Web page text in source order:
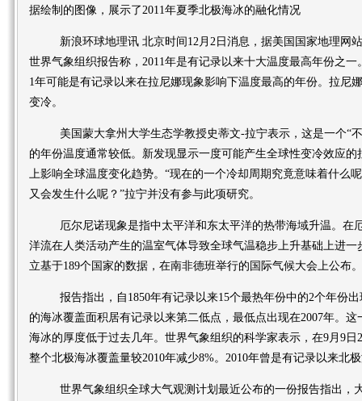
据绘制的图像，展示了2011年夏季北极海冰的融化情况
新浪环球地理讯 北京时间12月2日消息，据美国国家地理网站
世界气象组织报告称，2011年是有记录以来十大温度最高年份之
1年可能是有记录以来在拉尼娜现象影响下温度最高的年份。拉尼
变冷。
美国蒙大拿州大学生态学教授史蒂文-拉宁表示，这是一个“不
的年份温度通常较低。新发现显示一度可能产生全球性变冷效应
上影响全球温度变化趋势。“现在的一个冷却周期究竟意味着什么
又会发生什么呢？”拉宁并没有参与此项研究。
厄尔尼诺现象是指中太平洋和东太平洋的热带海域升温。在
洋流在人类活动产生的温室气体导致全球气温稳步上升基础上进
立基于189个国家的数据，在南非德班举行的国际气候大会上公布。
报告指出，自1850年有记录以来15个最热年份中的2个年份出
的海冰覆盖面积居有记录以来第二低点，最低点出现在2007年。
海冰的厚度低于过去几年。世界气象组织的科学家表示，在9月9日
整个北极海冰覆盖量较2010年减少8%。2010年曾是有记录以来北
世界气象组织全球大气观测计划最近公布的一份报告指出，